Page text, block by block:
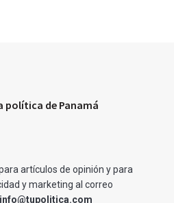
política de Panamá
artículos de opinión y para
y marketing al correo
info@tupolitica.com